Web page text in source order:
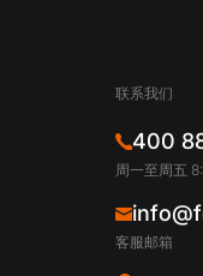
联系我们
400
周一至周五
客服邮箱